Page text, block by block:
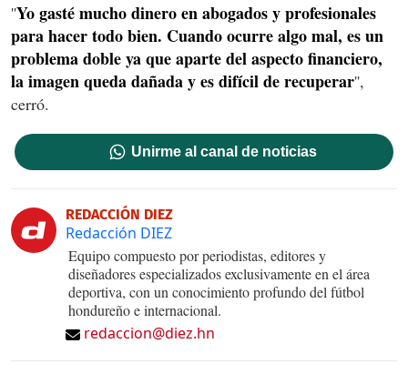
''Yo gasté mucho dinero en abogados y profesionales
para hacer todo bien. Cuando ocurre algo mal, es un
problema doble ya que aparte del aspecto financiero,
la imagen queda dañada y es difícil de recuperar'',
cerró.
Unirme al canal de noticias
REDACCIÓN DIEZ
Redacción DIEZ
Equipo compuesto por periodistas, editores y
diseñadores especializados exclusivamente en el área
deportiva, con un conocimiento profundo del fútbol
hondureño e internacional.
redaccion@diez.hn